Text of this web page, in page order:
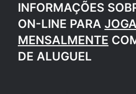
INFORMAÇÕES
ON-LINE PARA
MENSALMENTE
DE ALUGUEL